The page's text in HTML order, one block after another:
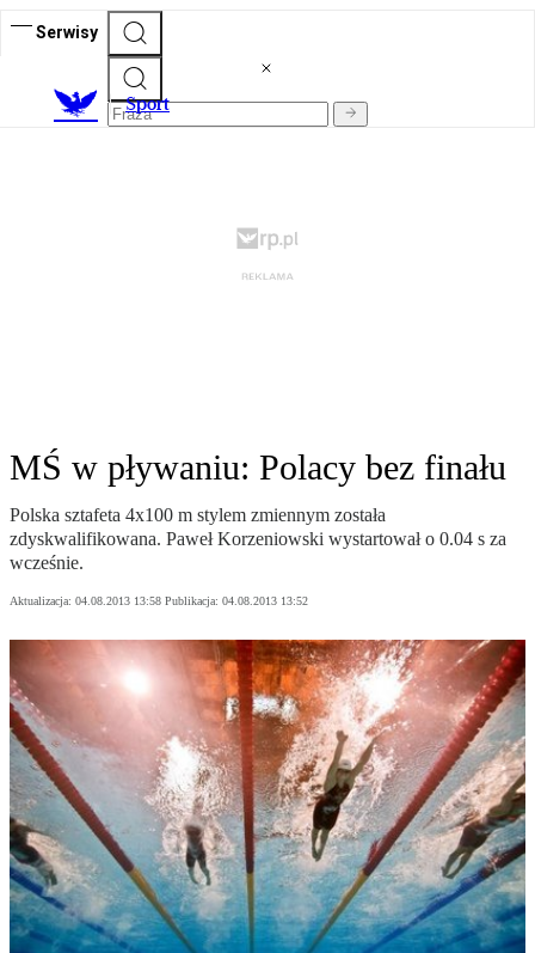
Serwisy
Sport
MŚ w pływaniu: Polacy bez finału
Polska sztafeta 4x100 m stylem zmiennym została
zdyskwalifikowana. Paweł Korzeniowski wystartował o 0.04 s za
wcześnie.
Aktualizacja: 04.08.2013 13:58 Publikacja: 04.08.2013 13:52